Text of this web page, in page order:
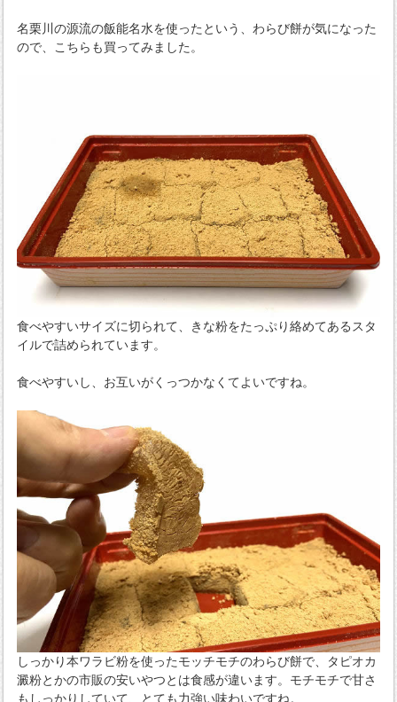
名栗川の源流の飯能名水を使ったという、わらび餅が気になった
ので、こちらも買ってみました。
食べやすいサイズに切られて、きな粉をたっぷり絡めてあるスタ
イルで詰められています。
食べやすいし、お互いがくっつかなくてよいですね。
しっかり本ワラビ粉を使ったモッチモチのわらび餅で、タピオカ
澱粉とかの市販の安いやつとは食感が違います。モチモチで甘さ
もしっかりしていて、とても力強い味わいですね。